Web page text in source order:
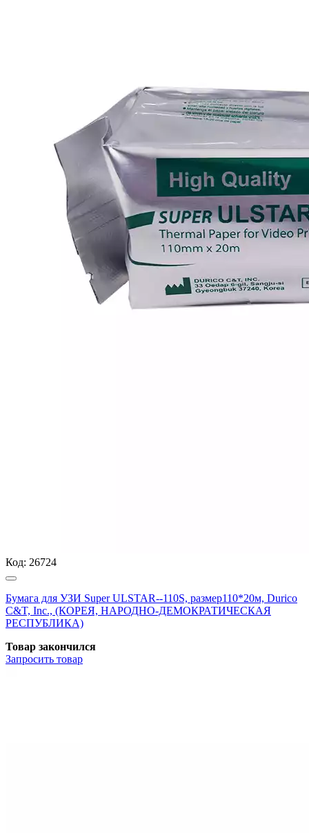
Код: 26724
Бумага для УЗИ Super ULSTAR--110S, размер110*20м, Durico
C&T, Inc., (КОРЕЯ, НАРОДНО-ДЕМОКРАТИЧЕСКАЯ
РЕСПУБЛИКА)
Товар закончился
Запросить товар